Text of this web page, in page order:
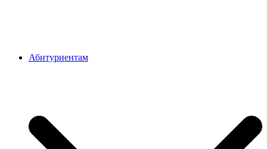
Абитуриентам